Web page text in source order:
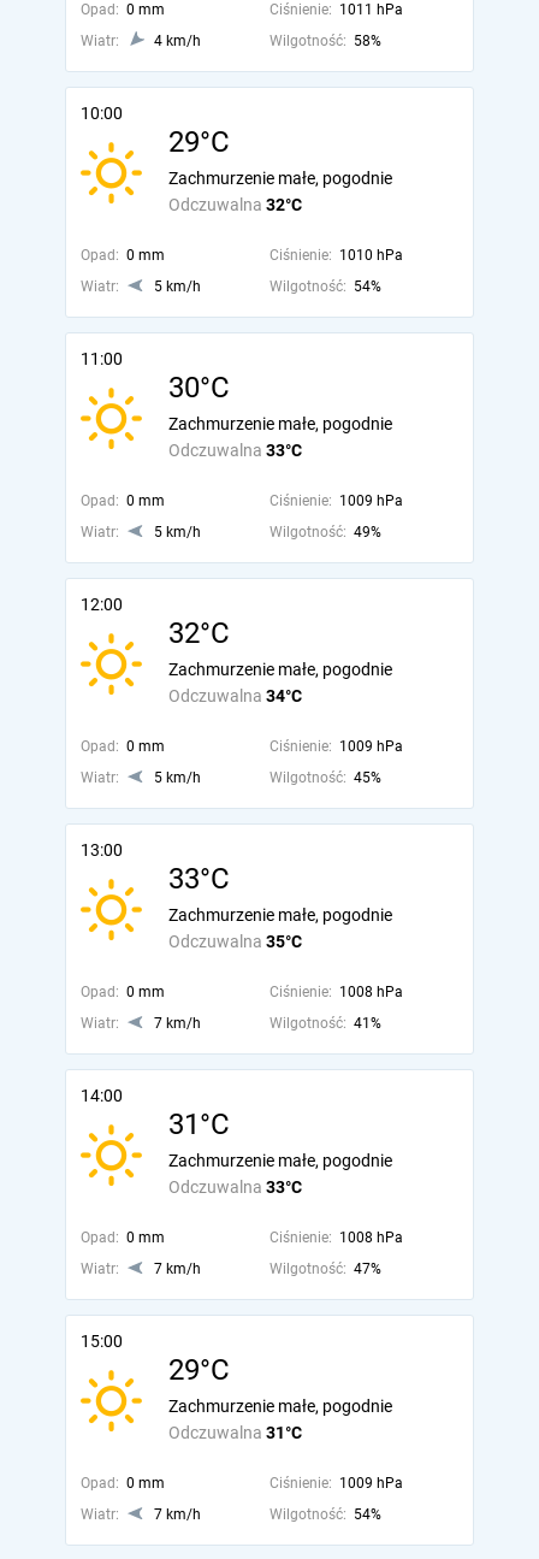
Opad: 0 mm Ciśnienie: 1011 hPa
Wiatr:
4 km/h Wilgotność: 58%
10:00
29°C
Odczuwalna 32°C
Zachmurzenie małe, pogodnie
Opad: 0 mm Ciśnienie: 1010 hPa
Wiatr:
5 km/h Wilgotność: 54%
11:00
30°C
Odczuwalna 33°C
Zachmurzenie małe, pogodnie
Opad: 0 mm Ciśnienie: 1009 hPa
Wiatr:
5 km/h Wilgotność: 49%
12:00
32°C
Odczuwalna 34°C
Zachmurzenie małe, pogodnie
Opad: 0 mm Ciśnienie: 1009 hPa
Wiatr:
5 km/h Wilgotność: 45%
13:00
33°C
Odczuwalna 35°C
Zachmurzenie małe, pogodnie
Opad: 0 mm Ciśnienie: 1008 hPa
Wiatr:
7 km/h Wilgotność: 41%
14:00
31°C
Odczuwalna 33°C
Zachmurzenie małe, pogodnie
Opad: 0 mm Ciśnienie: 1008 hPa
Wiatr:
7 km/h Wilgotność: 47%
15:00
29°C
Odczuwalna 31°C
Zachmurzenie małe, pogodnie
Opad: 0 mm Ciśnienie: 1009 hPa
Wiatr:
7 km/h Wilgotność: 54%